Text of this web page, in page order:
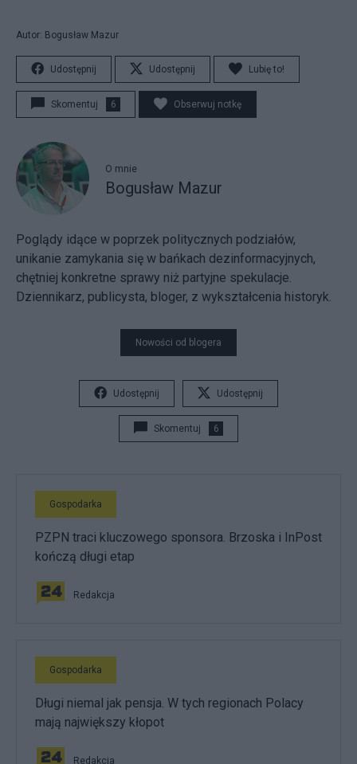
Autor: Bogusław Mazur
Udostępnij Udostępnij Lubię to!
Skomentuj 6 Obserwuj notkę
O mnie
Bogusław Mazur
Poglądy idące w poprzek politycznych podziałów,
unikanie zamykania się w bańkach dezinformacyjnych,
chętniej konkretne sprawy niż partyjne spekulacje.
Dziennikarz, publicysta, bloger, z wykształcenia historyk.
Nowości od blogera
Udostępnij Udostępnij
Skomentuj 6
Gospodarka
PZPN traci kluczowego sponsora. Brzoska i InPost
kończą długi etap
Redakcja
Gospodarka
Długi niemal jak pensja. W tych regionach Polacy
mają największy kłopot
Redakcja